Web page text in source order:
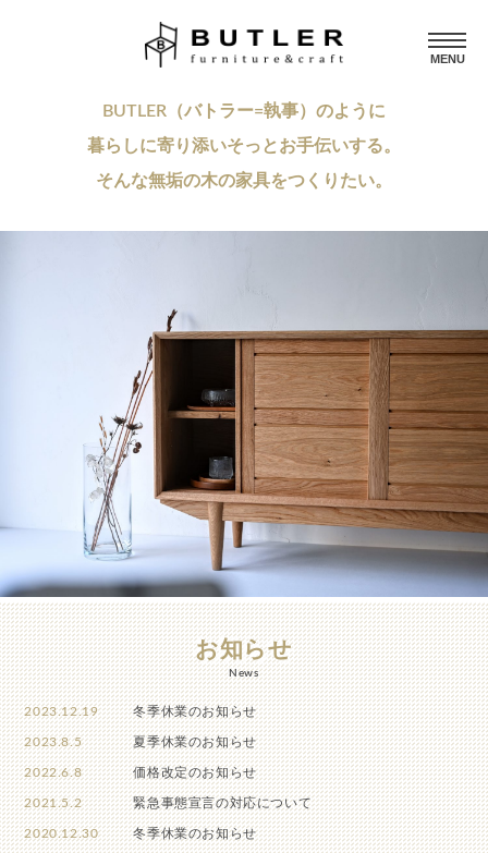
MENU
BUTLER（バトラー=執事）のように
暮らしに寄り添いそっとお手伝いする。
そんな無垢の木の家具をつくりたい。
お知らせ
News
2023.12.19 冬季休業のお知らせ
2023.8.5 夏季休業のお知らせ
2022.6.8 価格改定のお知らせ
2021.5.2 緊急事態宣言の対応について
2020.12.30 冬季休業のお知らせ